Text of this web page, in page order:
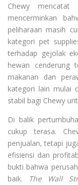
Chewy mencatat
mencerminkan
peliharaan masih
kategori pet
terhadap gejolak
hewan cenderung
makanan dan
kategori lain mulai
stabil bagi Chewy
Di balik
cukup terasa.
penjualan, tetapi
efisiensi dan
bukti bahwa
baik.
The Wall